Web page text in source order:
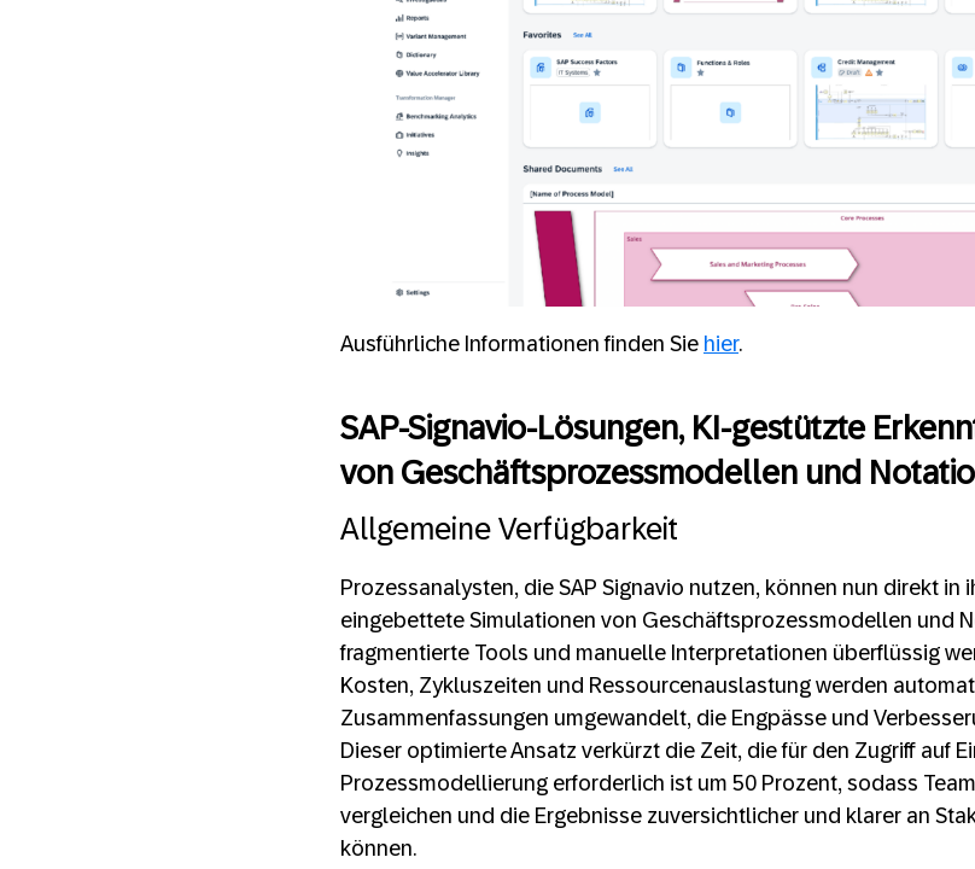
Ausführliche Informationen finden Sie hier.
SAP-Signavio-Lösungen, KI-gestützte
von Geschäftsprozessmodellen und
Allgemeine Verfügbarkeit
Prozessanalysten, die SAP Signavio nutzen, können nun direkt in
eingebettete Simulationen von Geschäftsprozessmodellen und
fragmentierte Tools und manuelle Interpretationen überflüssig
Kosten, Zykluszeiten und Ressourcenauslastung werden
Zusammenfassungen umgewandelt, die Engpässe und
Dieser optimierte Ansatz verkürzt die Zeit, die für den Zugriff auf
Prozessmodellierung erforderlich ist um 50 Prozent, sodass
vergleichen und die Ergebnisse zuversichtlicher und klarer an
können.